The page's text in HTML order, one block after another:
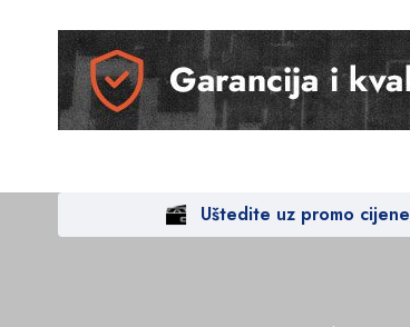
Uštedite uz promo cijene